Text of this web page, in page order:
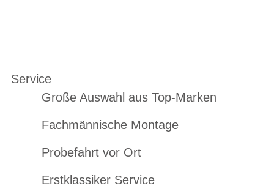
Service
Große Auswahl aus Top-Marken
Fachmännische Montage
Probefahrt vor Ort
Erstklassiker Service